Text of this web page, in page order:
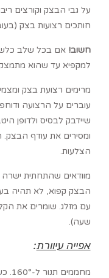
על גבי הבצק וקורצים
חותכים רצועות בצק
חשוב! אם בכל שלב
למקפיא עד שהוא
מרימים רצועת בצק
עוברים על הרצועה
שיידבק לבסיס ולדופן
ומסירים את עודף
הצלעות.
מוודאים שהתחתית
הבצק קפוא, לא תהיה
עם מזלג. שומרים את
שעה).
אפייה עיוורת: